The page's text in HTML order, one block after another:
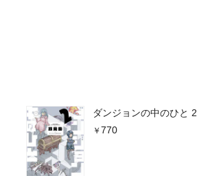
ダンジョンの中のひと 2
770